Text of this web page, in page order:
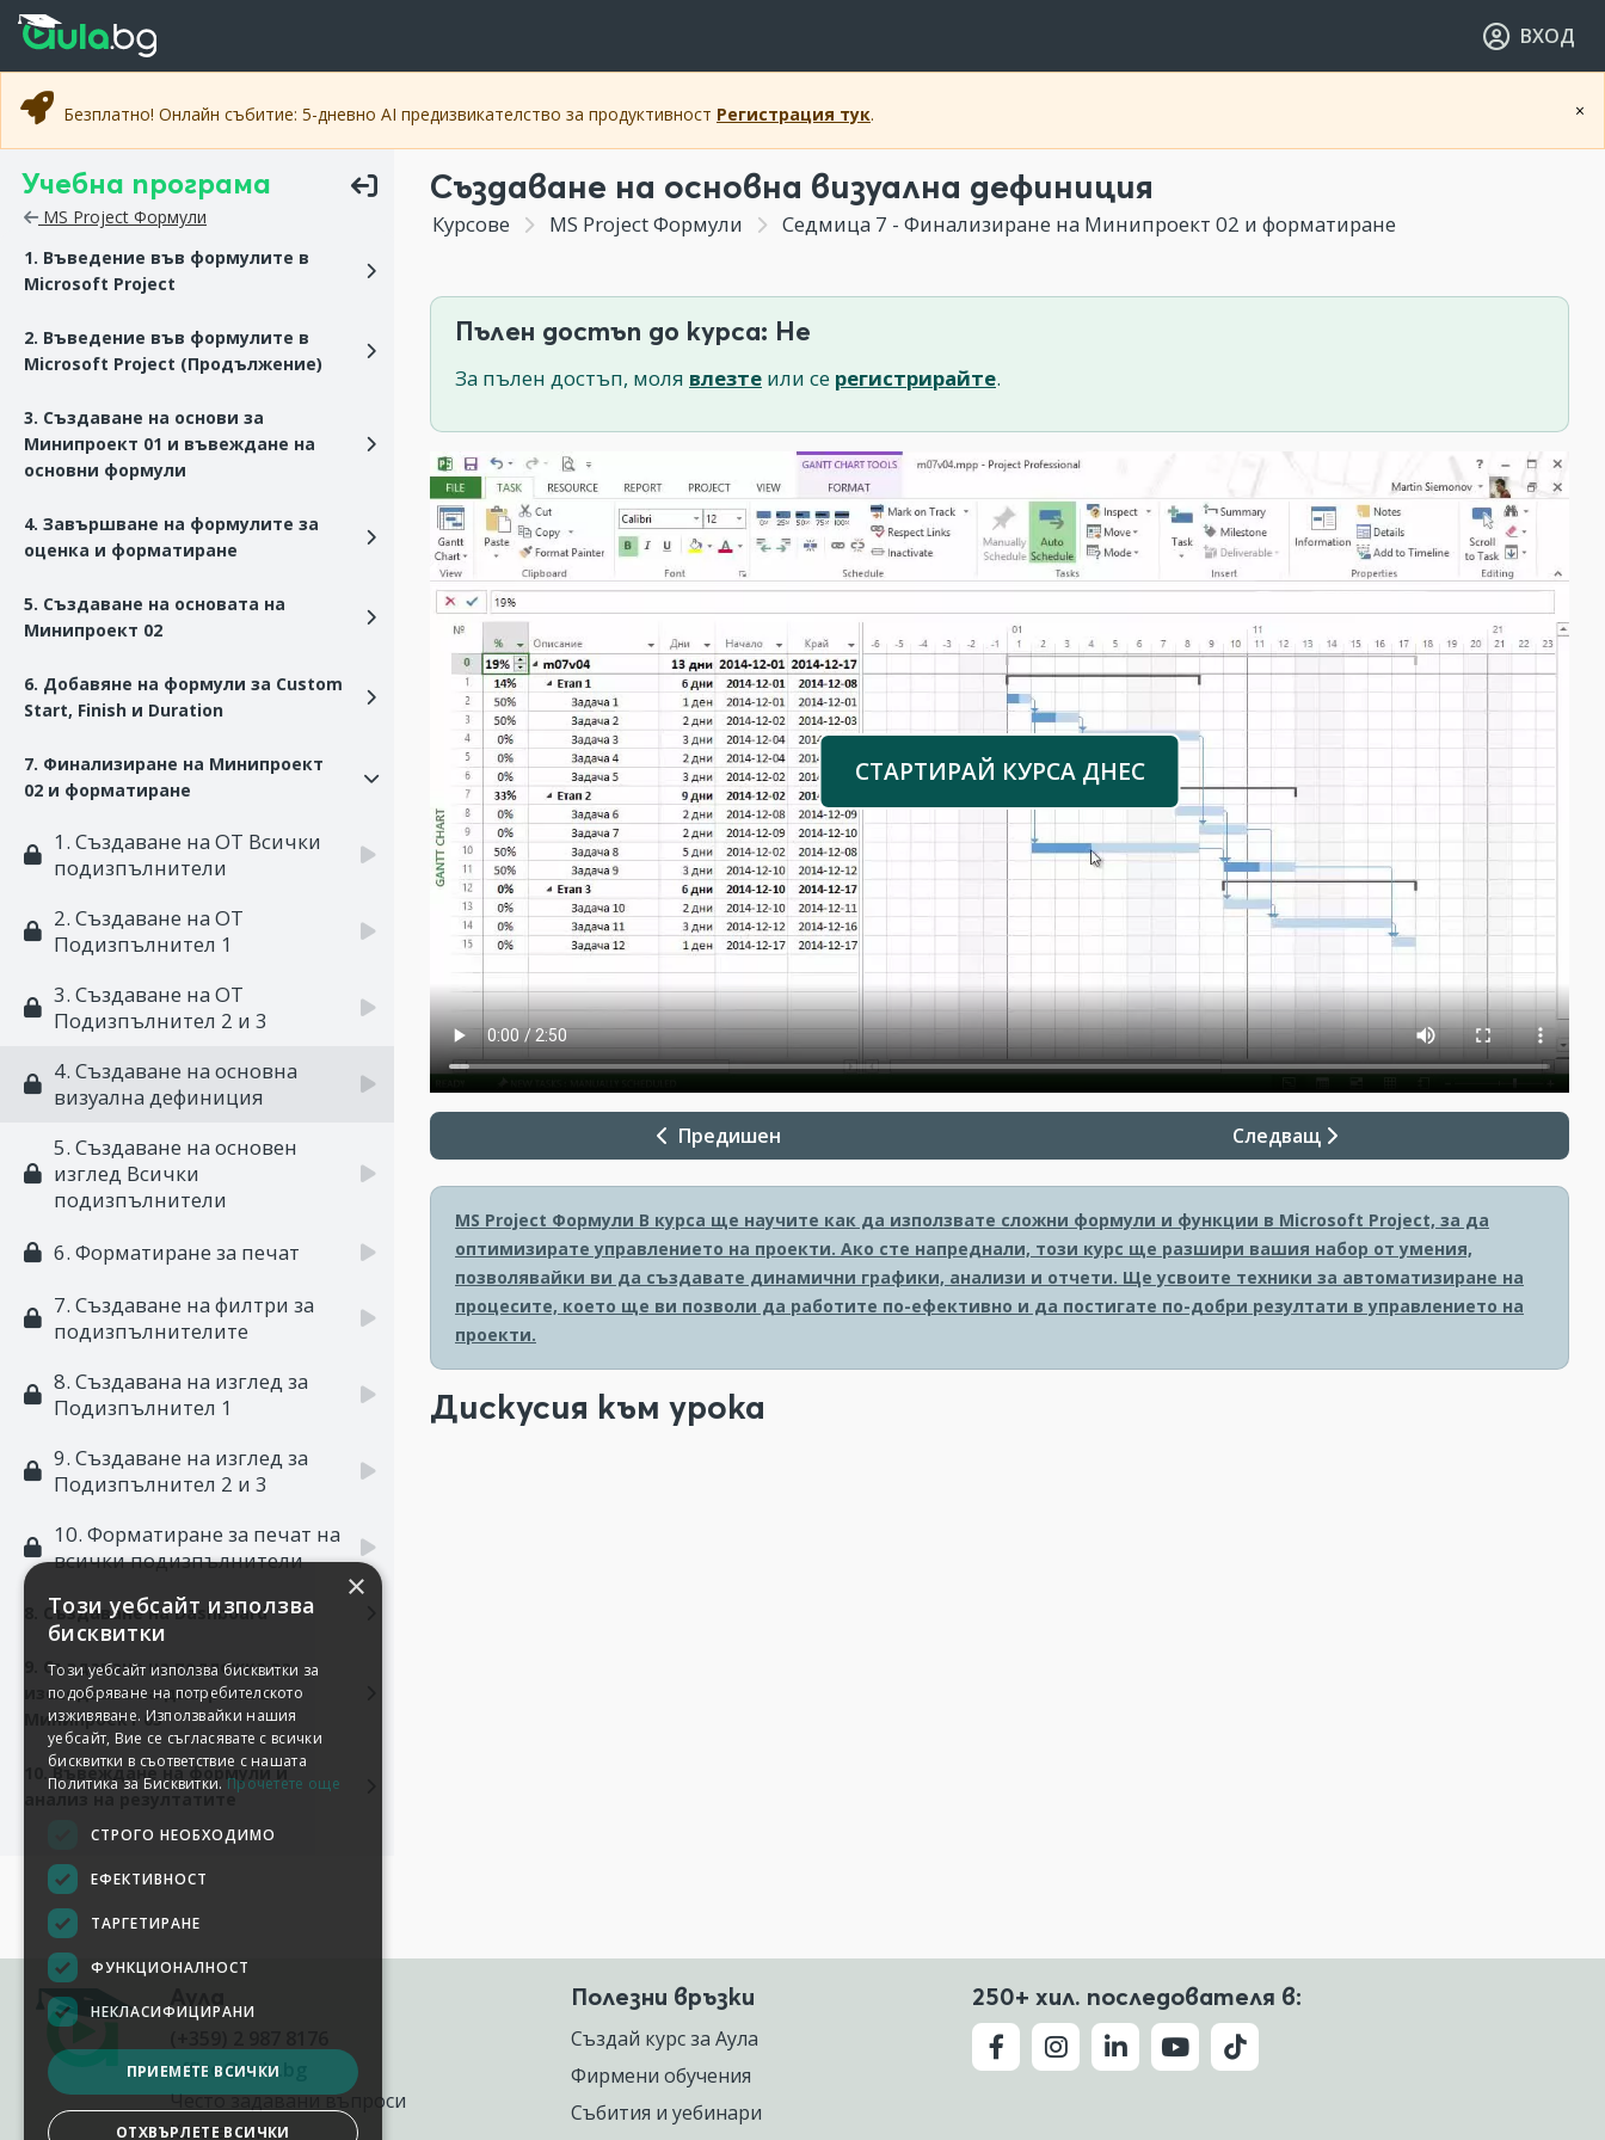
Прескочи към основното съдържание
Прескочи към навигацията
ВХОД
×
Безплатно! Онлайн събитие: 5-дневно AI предизвикателство за продуктивност Регистрация тук.
Учебна програма
MS Project Формули
1. Въведение във формулите в
Microsoft Project
2. Въведение във формулите в
Microsoft Project (Продължение)
3. Създаване на основи за
Минипроект 01 и въвеждане на
основни формули
4. Завършване на формулите за
оценка и форматиране
5. Създаване на основата на
Минипроект 02
6. Добавяне на формули за Custom
Start, Finish и Duration
7. Финализиране на Минипроект
02 и форматиране
1. Създаване на ОТ Всички
подизпълнители
2. Създаване на ОТ
Подизпълнител 1
3. Създаване на ОТ
Подизпълнител 2 и 3
4. Създаване на основна
визуална дефиниция
5. Създаване на основен
изглед Всички
подизпълнители
6. Форматиране за печaт
7. Създаване на филтри за
подизпълнителите
8. Създавана на изглед за
Подизпълнител 1
9. Създаване на изглед за
Подизпълнител 2 и 3
10. Форматиране за печат на
всички подизпълнители
8. Създаване на Dashboard
9. Създаване на подложка за
изследване на диаграми в
Минипроект 03
10. Въвеждане на формули и
Създаване на основна визуална дефиниция
Курсове MS Project Формули Седмица 7 - Финализиране на Минипроект 02 и форматиране
Пълен достъп до курса: Не
За пълен достъп, моля влезте или се регистрирайте.
СТАРТИРАЙ КУРСА ДНЕС
Предишен Следващ
MS Project Формули В курса ще научите как да използвате сложни формули и функции в Microsoft Project, за да
оптимизирате управлението на проекти. Ако сте напреднали, този курс ще разшири вашия набор от умения,
позволявайки ви да създавате динамични графики, анализи и отчети. Ще усвоите техники за автоматизиране на
процесите, което ще ви позволи да работите по-ефективно и да постигате по-добри резултати в управлението на
проекти.
Дискусия към урока
office@aula.bg
Често задавани въпроси
Контакти
Полезни връзки
Създай курс за Аула
Фирмени обучения
Събития и уебинари
250+ хил. последователя в:
×
Този уебсайт използва
бисквитки
Този уебсайт използва бисквитки за
подобряване на потребителското
изживяване. Използвайки нашия
уебсайт, Вие се съгласявате с всички
бисквитки в съответствие с нашата
Политика за Бисквитки. Прочетете още
СТРОГО НЕОБХОДИМО
ЕФЕКТИВНОСТ
ТАРГЕТИРАНЕ
ФУНКЦИОНАЛНОСТ
НЕКЛАСИФИЦИРАНИ
ПРИЕМЕТЕ ВСИЧКИ
ОТХВЪРЛЕТЕ ВСИЧКИ